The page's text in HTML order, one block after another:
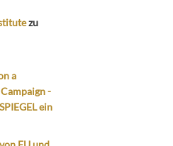
zu
a
-
ein